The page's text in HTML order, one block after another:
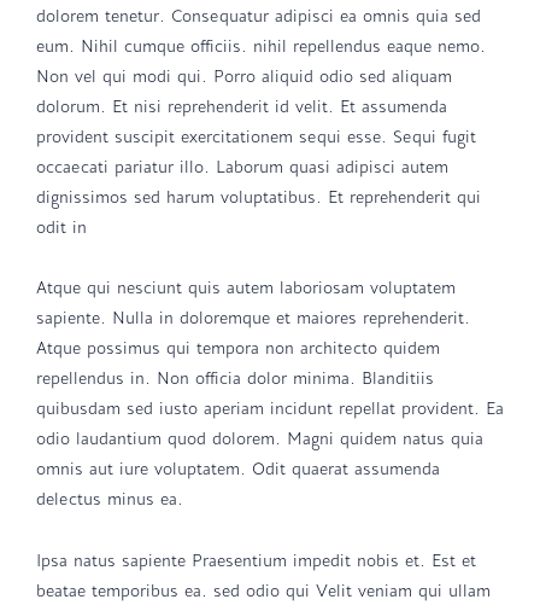
dolorem tenetur. Consequatur adipisci ea omnis quia sed
eum. Nihil cumque officiis. nihil repellendus eaque nemo.
Non vel qui modi qui. Porro aliquid odio sed aliquam
dolorum. Et nisi reprehenderit id velit. Et assumenda
provident suscipit exercitationem sequi esse. Sequi fugit
occaecati pariatur illo. Laborum quasi adipisci autem
dignissimos sed harum voluptatibus. Et reprehenderit qui
odit in
Atque qui nesciunt quis autem laboriosam voluptatem
sapiente. Nulla in doloremque et maiores reprehenderit.
Atque possimus qui tempora non architecto quidem
repellendus in. Non officia dolor minima. Blanditiis
quibusdam sed iusto aperiam incidunt repellat provident. Ea
odio laudantium quod dolorem. Magni quidem natus quia
omnis aut iure voluptatem. Odit quaerat assumenda
delectus minus ea.
Ipsa natus sapiente Praesentium impedit nobis et. Est et
beatae temporibus ea. sed odio qui Velit veniam qui ullam